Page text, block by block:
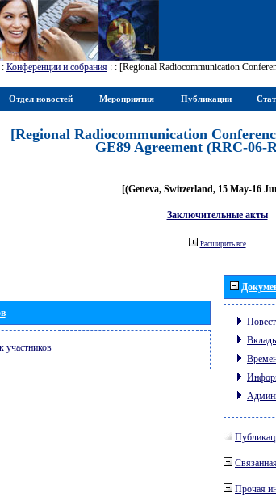
: Конференции и собрания : : [Regional Radiocommunication
[Regional Radiocommunication
GE89 Agreement (RRC-06-
[(Geneva, Switzerland, 15 May-16
Заключительные акты
Расширить все
участников
Прочая
Отдел новостей Мероприятия Публикации